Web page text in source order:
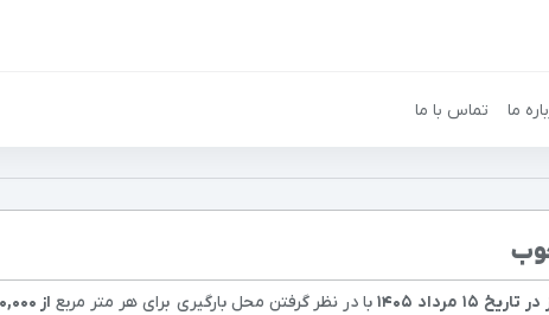
ما تماس با ما
۱۴۰۵ با در نظر گرفتن محل بارگیری برای هر متر مربع از 450,000 تا 900,000 تومان